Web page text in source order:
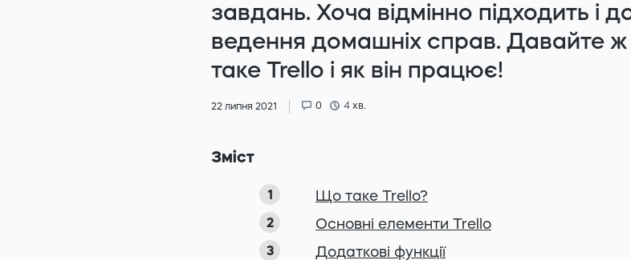
завдань. Хоча відмінно підходить і
ведення домашніх справ. Давайте
таке Trello і як він працює!
22 липня 2021 0 4 хв.
Зміст
Що таке Trello?
Основні елементи Trello
Додаткові функції